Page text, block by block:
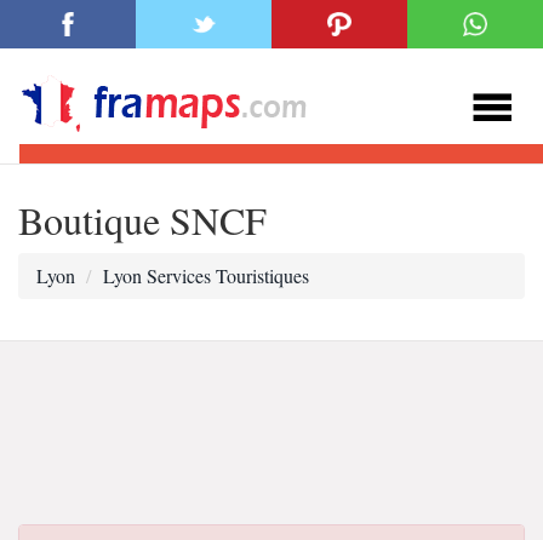
Boutique SNCF
Lyon Lyon Services Touristiques